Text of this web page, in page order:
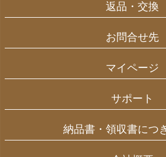
返品・交換
お問合せ先
マイページ
サポート
納品書・領収書につ